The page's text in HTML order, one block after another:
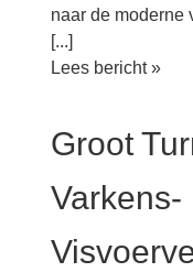
naar de moderne
[...]
Grote
levensduur
ton
jaar
Lees bericht »
Groot
Varkens-